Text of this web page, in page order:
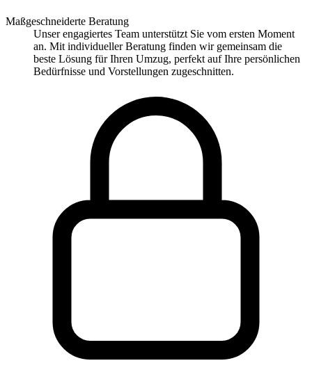
Maßgeschneiderte Beratung
Unser engagiertes Team unterstützt Sie vom ersten Moment
an. Mit individueller Beratung finden wir gemeinsam die
beste Lösung für Ihren Umzug, perfekt auf Ihre persönlichen
Bedürfnisse und Vorstellungen zugeschnitten.